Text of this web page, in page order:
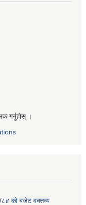
गर्नुहोस् ।
८४ को बजेट वक्तव्य